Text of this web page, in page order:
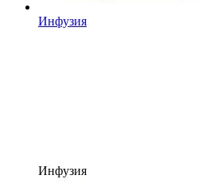
Инфузия
Инфузия